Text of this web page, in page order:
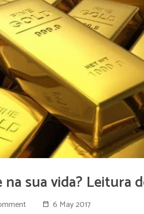
sua vida? Leitura
6 May 2017